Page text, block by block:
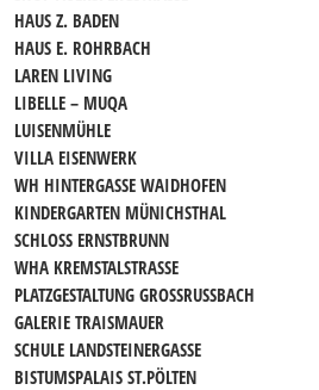
HAUS Z. BADEN
HAUS E. ROHRBACH
LAREN LIVING
LIBELLE – MUQA
LUISENMÜHLE
VILLA EISENWERK
WH HINTERGASSE WAIDHOFEN
KINDERGARTEN MÜNICHSTHAL
SCHLOSS ERNSTBRUNN
WHA KREMSTALSTRASSE
PLATZGESTALTUNG GROSSRUSSBACH
GALERIE TRAISMAUER
SCHULE LANDSTEINERGASSE
BISTUMSPALAIS ST.PÖLTEN